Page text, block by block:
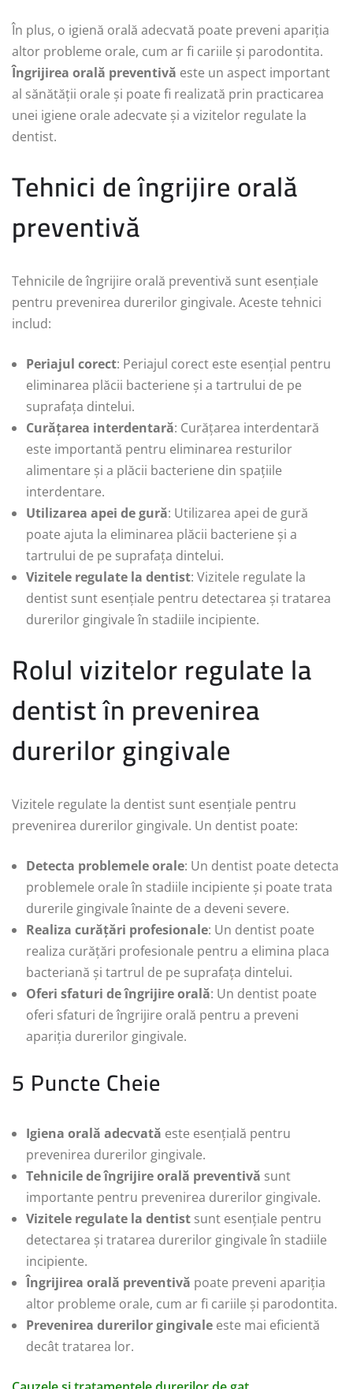
În plus, o igienă orală adecvată poate preveni apariția
altor probleme orale, cum ar fi cariile și parodontita.
Îngrijirea orală preventivă este un aspect important
al sănătății orale și poate fi realizată prin practicarea
unei igiene orale adecvate și a vizitelor regulate la
dentist.
Tehnici de îngrijire orală
preventivă
Tehnicile de îngrijire orală preventivă sunt esențiale
pentru prevenirea durerilor gingivale. Aceste tehnici
includ:
Periajul corect: Periajul corect este esențial pentru
eliminarea plăcii bacteriene și a tartrului de pe
suprafața dintelui.
Curățarea interdentară: Curățarea interdentară
este importantă pentru eliminarea resturilor
alimentare și a plăcii bacteriene din spațiile
interdentare.
Utilizarea apei de gură: Utilizarea apei de gură
poate ajuta la eliminarea plăcii bacteriene și a
tartrului de pe suprafața dintelui.
Vizitele regulate la dentist: Vizitele regulate la
dentist sunt esențiale pentru detectarea și tratarea
durerilor gingivale în stadiile incipiente.
Rolul vizitelor regulate la
dentist în prevenirea
durerilor gingivale
Vizitele regulate la dentist sunt esențiale pentru
prevenirea durerilor gingivale. Un dentist poate:
Detecta problemele orale: Un dentist poate detecta
problemele orale în stadiile incipiente și poate trata
durerile gingivale înainte de a deveni severe.
Realiza curățări profesionale: Un dentist poate
realiza curățări profesionale pentru a elimina placa
bacteriană și tartrul de pe suprafața dintelui.
Oferi sfaturi de îngrijire orală: Un dentist poate
oferi sfaturi de îngrijire orală pentru a preveni
apariția durerilor gingivale.
5 Puncte Cheie
Igiena orală adecvată este esențială pentru
prevenirea durerilor gingivale.
Tehnicile de îngrijire orală preventivă sunt
importante pentru prevenirea durerilor gingivale.
Vizitele regulate la dentist sunt esențiale pentru
detectarea și tratarea durerilor gingivale în stadiile
incipiente.
Îngrijirea orală preventivă poate preveni apariția
altor probleme orale, cum ar fi cariile și parodontita.
Prevenirea durerilor gingivale este mai eficientă
decât tratarea lor.